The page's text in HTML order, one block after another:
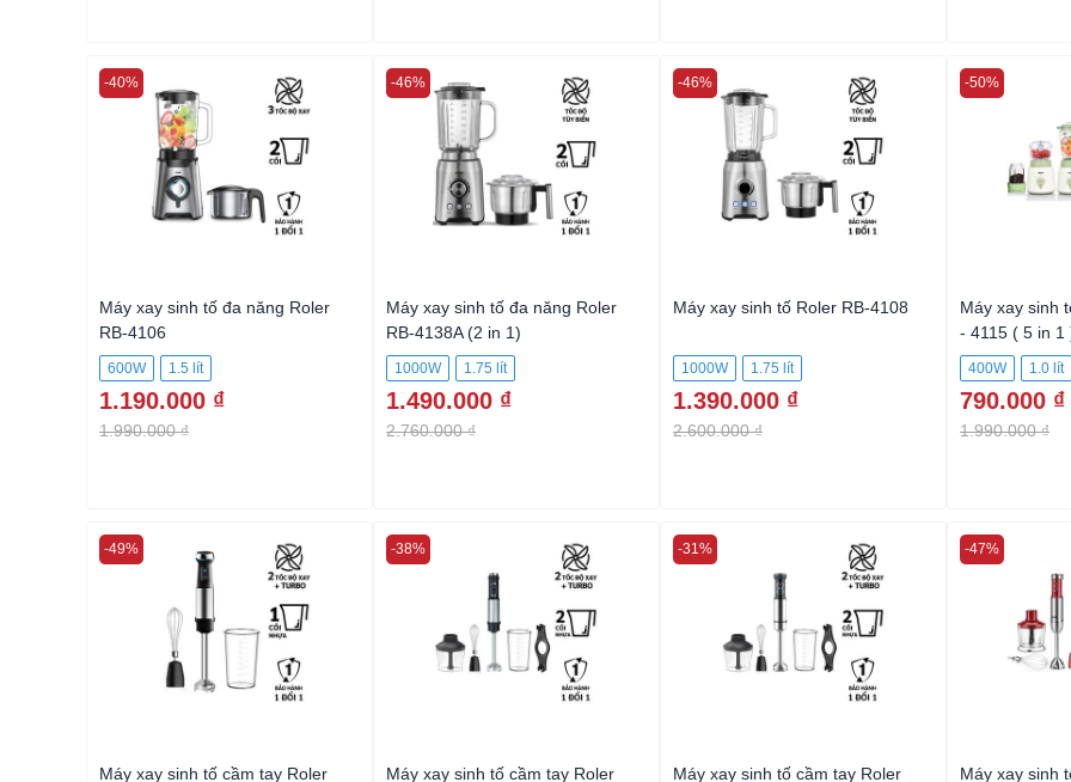
Máy xay sinh tố đa năng Roler
RB-4106
600W 1.5 lít
1.190.000 ₫
1.990.000 ₫
-40%
Máy xay sinh tố đa năng Roler
RB-4138A (2 in 1)
1000W 1.75 lít
1.490.000 ₫
2.760.000 ₫
-46%
Máy xay sinh tố Roler RB-4108
1000W 1.75 lít
1.390.000 ₫
2.600.000 ₫
-46%
Máy xay sinh
- 4115 ( 5 in 1
400W 1.0 lít
790.000 ₫
1.990.000 ₫
-50%
Máy xay sinh tố cầm tay Roler
-49%
Máy xay sinh tố cầm tay Roler
-38%
Máy xay sinh tố cầm tay Roler
-31%
Máy xay sinh
-47%